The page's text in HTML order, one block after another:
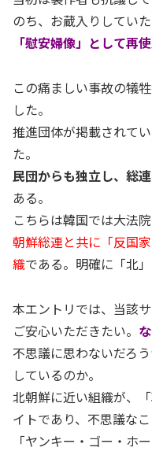
のち、お蔵入りしてい
「慰安婦像」として再
この痛ましい事故の犠
した。
推進団体が掲載されてい
た。
民団からも独立し、総
ある。
こちらは韓国では大法院
朝鮮総連と共に「反国
織である。明確に「北
本エントリでは、当該
ご安心いただきたい。
不思議に思わないだろ
しているのか。
北朝鮮に近い組織が、
イトであり、不思議な
「ヤンキー・ゴー・ホ